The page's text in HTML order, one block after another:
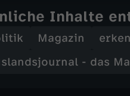
Inhalte
Magazin
- das